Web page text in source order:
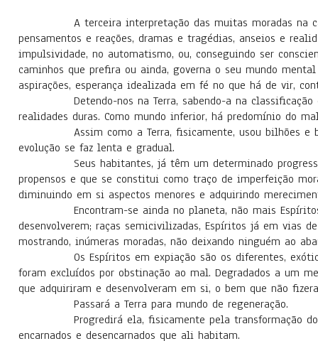
A terceira interpretação das muitas moradas na casa
pensamentos e reações, dramas e tragédias, anseios e
impulsividade, no automatismo, ou, conseguindo ser
caminhos que prefira ou ainda, governa o seu mundo
aspirações, esperança idealizada em fé no que há de vir,
Detendo-nos na Terra, sabendo-a na classificação de
realidades duras. Como mundo inferior, há predomínio do
Assim como a Terra, fisicamente, usou bilhões e
evolução se faz lenta e gradual.
Seus habitantes, já têm um determinado progresso
propensos e que se constitui como traço de imperfeição
diminuindo em si aspectos menores e adquirindo
Encontram-se ainda no planeta, não mais Espíritos
desenvolverem; raças semicivilizadas, Espíritos já em vias
mostrando, inúmeras moradas, não deixando ninguém ao
Os Espíritos em expiação são os diferentes, exóticos;
foram excluídos por obstinação ao mal. Degradados a um
que adquiriram e desenvolveram em si, o bem que não
Passará a Terra para mundo de regeneração.
Progredirá ela, fisicamente pela transformação dos
encarnados e desencarnados que ali habitam.